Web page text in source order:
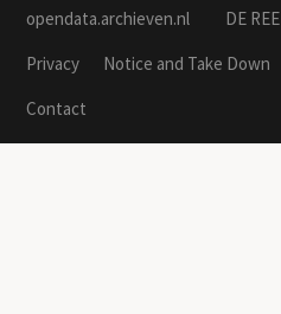
opendata.archieven.nl DE REE
Privacy
Notice and Take Down
Contact